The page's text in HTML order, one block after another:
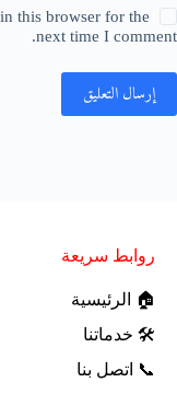
this browser for the
next time I comment.
إرسال التعليق
روابط سريعة
🏠 الرئيسية
🛠 خدماتنا
📞 اتصل بنا